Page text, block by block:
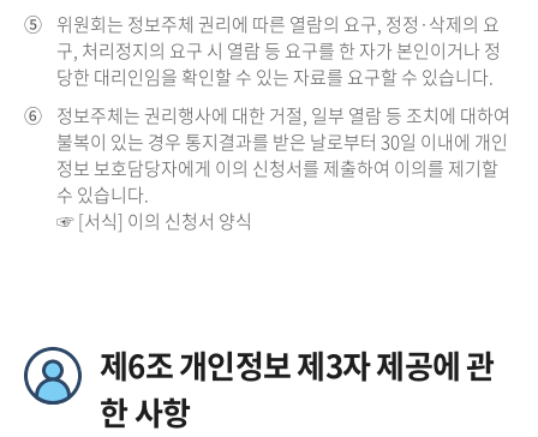
⑤ 위원회는 정보주체 권리에 따른 열람의 요구, 정정·삭제의 요
구, 처리정지의 요구 시 열람 등 요구를 한 자가 본인이거나 정
당한 대리인임을 확인할 수 있는 자료를 요구할 수 있습니다.
⑥ 정보주체는 권리행사에 대한 거절, 일부 열람 등 조치에 대하여
불복이 있는 경우 통지결과를 받은 날로부터 30일 이내에 개인
정보 보호담당자에게 이의 신청서를 제출하여 이의를 제기할
수 있습니다.
☞ [서식] 이의 신청서 양식
제6조 개인정보 제3자 제공에 관
한 사항